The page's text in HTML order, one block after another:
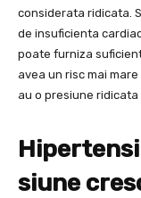
considerata ridicata.
de insuficienta
poate furniza
avea un risc mai
au o presiune ridicata
siune